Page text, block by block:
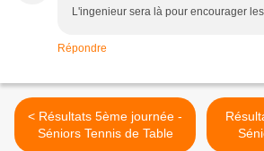
L'ingenieur sera là pour encourager
Répondre
< Résultats 5ème journée -
Séniors Tennis de Table